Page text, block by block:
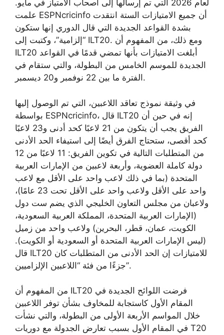
لعام 2026 التي تم إرسالها إلى أصحاب الامتياز في مايو.
علمت ESPNcricinfo أن جميع الامتيازات الستة انتقدت
بشدة القواعد الجديدة التي قال الدوري إنها ستكون
“إلزامية”، وكتبت إلى ILT20. ومع ذلك، من المفهوم أن
ILT20 أبلغت الامتيازات بأنها تمضي قدمًا في القواعد
الجديدة للموسم الخامس من البطولة، والتي ستقام في
الفترة ما بين 22 نوفمبر و20 ديسمبر.
في وثيقة نموذج تعاقد اللاعبين، التي تم الوصول إليها
بواسطة ESPNcricinfo، قال ILT20 إنه في حين أن
الفريق يجب أن يتكون من 21 لاعبًا كحد أدنى و23 لاعبًا
كحد أقصى، ستحتاج الفرق أيضًا إلى استيفاء الحد الأدنى
من المتطلبات التالية في تكوين الفريق: 11 لاعبًا من 12
دولة كاملة العضوية، وأربعة لاعبين من الإمارات العربية
المتحدة (بما في ذلك لاعب واحد على الأقل مع لاعب
واحد على الأقل ولاعب واحد على الأقل تحت 23 عامًا)،
ولاعبان من مجلس التعاون الخليجي الذي يضم ست دول
(الإمارات العربية المتحدة، المملكة العربية السعودية،
الكويت، عمان، قطر، البحرين) ولاعب واحد من زميل
(ليس الإمارات العربية المتحدة أو السعودية أو الكويت).
قال ILT20 للامتيازات إن الحد الأدنى من المتطلبات كان
جزءًا من فئة “اللاعبين الإلزاميين”.
من المفهوم أن ILT20 فرضت اللوائح الجديدة في
المقام الأول كاستجابة للمخاوف بشأن توفر اللاعبين
خلال المواسم الأربعة الأولى من البطولة، والتي نشأت
في المقام الأول بسبب تعارض الجدولة مع دوريات T20